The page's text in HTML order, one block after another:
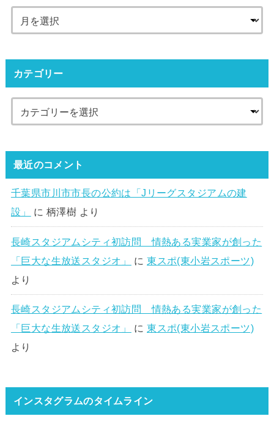
カテゴリー
最近のコメント
千葉県市川市市長の公約は「Jリーグスタジアムの建
設」
に 柄澤樹 より
長崎スタジアムシティ初訪問 情熱ある実業家が創った
「巨大な生放送スタジオ」
に東スポ(東小岩スポーツ)
より
長崎スタジアムシティ初訪問 情熱ある実業家が創った
「巨大な生放送スタジオ」
に東スポ(東小岩スポーツ)
より
インスタグラムのタイムライン